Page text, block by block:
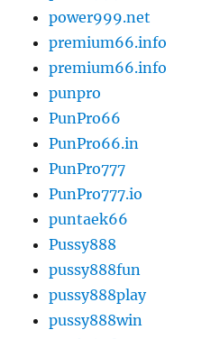
power999.net
premium66.info
premium66.info
punpro
PunPro66
PunPro66.in
PunPro777
PunPro777.io
puntaek66
Pussy888
pussy888fun
pussy888play
pussy888win